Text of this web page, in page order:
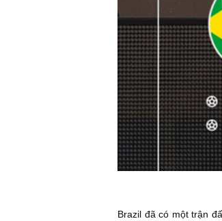
Brazil đã có một trận